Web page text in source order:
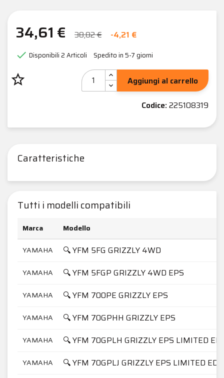
34,61 € 38,82 € -4,21 €
 Disponibili2 Articoli Spedito in 5-7 giorni
star_border
Aggiungi al carrello
Codice:225108319
Caratteristiche
Tutti i modelli compatibili
Marca
Modello
YAMAHA
🔍 YFM 5FG GRIZZLY 4WD
YAMAHA 🔍 YFM 5FGP GRIZZLY 4WD EPS
YAMAHA 🔍 YFM 700PE GRIZZLY EPS
YAMAHA 🔍 YFM 70GPHH GRIZZLY EPS
YAMAHA 🔍 YFM 70GPLH GRIZZLY EPS LIMITED
YAMAHA 🔍 YFM 70GPLJ GRIZZLY EPS LIMITED